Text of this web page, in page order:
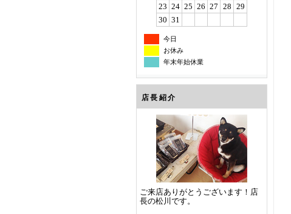
23 24 25 26 27 28 29
30 31
今日
お休み
年末年始休業
店長紹介
ご来店ありがとうございます！店
長の松川です。